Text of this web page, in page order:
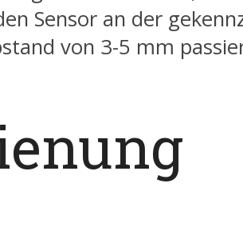
Sensor an der
von 3-5 mm